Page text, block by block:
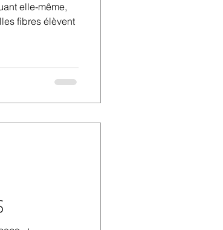
elle-même,
fibres élèvent